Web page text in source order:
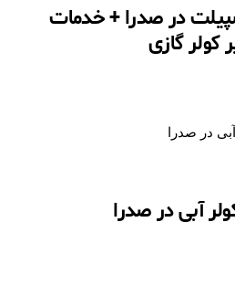
در صدرا + خدمات
گازی
آبی در صدرا